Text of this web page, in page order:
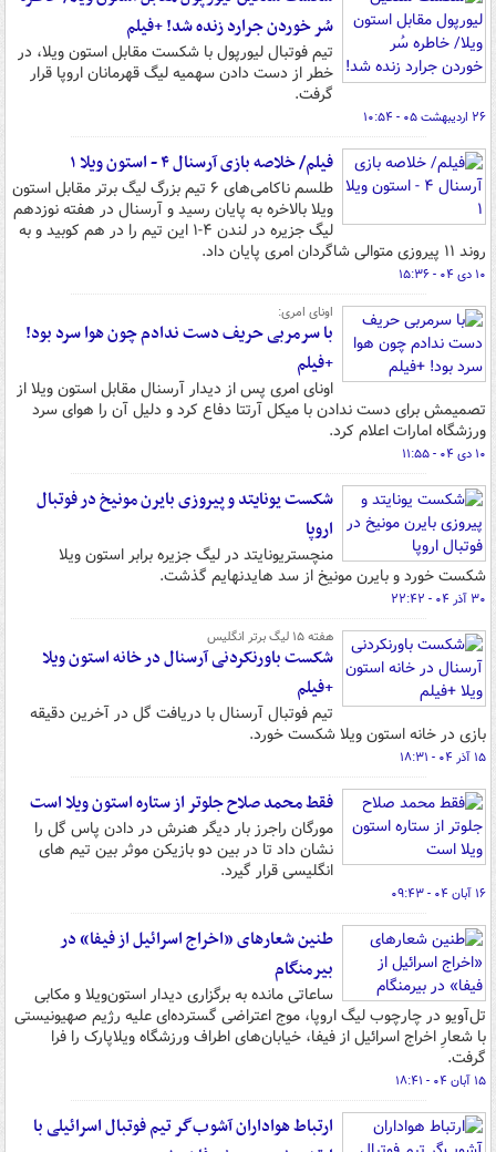
سُر خوردن جرارد زنده شد! +فیلم
تیم فوتبال لیورپول با شکست مقابل استون ویلا، در
خطر از دست دادن سهمیه لیگ قهرمانان اروپا قرار
گرفت.
۲۶ اردیبهشت ۰۵ - ۱۰:۵۴
فیلم/ خلاصه بازی آرسنال ۴ - استون ویلا ۱
طلسم ناکامی‌های ۶ تیم بزرگ لیگ برتر مقابل استون‌
ویلا بالاخره به پایان رسید و آرسنال در هفته نوزدهم
لیگ جزیره در لندن ۴-۱ این تیم را در هم کوبید و به
روند ۱۱ پیروزی متوالی شاگردان امری پایان داد.
۱۰ دی ۰۴ - ۱۵:۳۶
اونای امری:
با سرمربی حریف دست ندادم چون هوا سرد بود!
+فیلم
اونای امری پس از دیدار آرسنال مقابل استون ویلا از
تصمیمش برای دست ندادن با میکل آرتتا دفاع کرد و دلیل آن را هوای سرد
ورزشگاه امارات اعلام کرد.
۱۰ دی ۰۴ - ۱۱:۵۵
شکست یونایتد و پیروزی بایرن مونیخ در فوتبال
اروپا
منچستریونایتد در لیگ جزیره برابر استون ویلا
شکست خورد و بایرن مونیخ از سد هایدنهایم گذشت.
۳۰ آذر ۰۴ - ۲۲:۴۲
هفته ۱۵ لیگ برتر انگلیس
شکست باورنکردنی آرسنال در خانه استون‌ ویلا
+فیلم
تیم فوتبال آرسنال با دریافت گل در آخرین دقیقه
بازی در خانه استون‌ ویلا شکست خورد.
۱۵ آذر ۰۴ - ۱۸:۳۱
فقط محمد صلاح جلوتر از ستاره استون ویلا است
مورگان راجرز بار دیگر هنرش در دادن پاس گل را
نشان داد تا در بین دو بازیکن موثر بین تیم های
انگلیسی قرار گیرد.
۱۶ آبان ۰۴ - ۰۹:۴۳
طنین شعارهای «اخراج اسرائیل از فیفا» در
بیرمنگام
ساعاتی مانده به برگزاری دیدار استون‌ویلا و مکابی
تل‌آویو در چارچوب لیگ اروپا، موج اعتراضی گسترده‌ای علیه رژیم صهیونیستی
با شعارِ اخراج اسرائیل از فیفا، خیابان‌های اطراف ورزشگاه ویلاپارک را فرا
گرفت.
۱۵ آبان ۰۴ - ۱۸:۴۱
ارتباط هواداران آشوب‌گر تیم فوتبال اسرائیلی با